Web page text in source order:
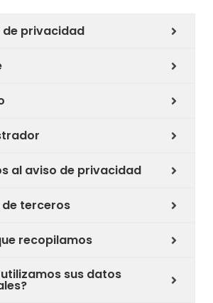
privacidad
al aviso de privacidad
de terceros
recopilamos
sus datos